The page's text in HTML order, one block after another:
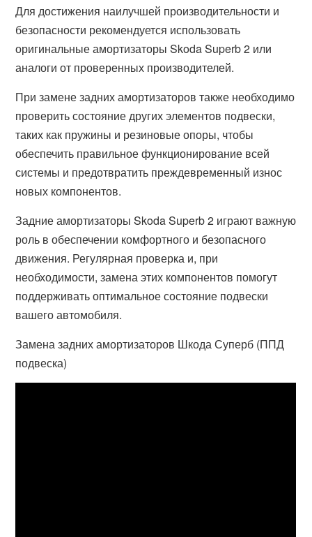
Для достижения наилучшей производительности и
безопасности рекомендуется использовать
оригинальные амортизаторы Skoda Superb 2 или
аналоги от проверенных производителей.
При замене задних амортизаторов также необходимо
проверить состояние других элементов подвески,
таких как пружины и резиновые опоры, чтобы
обеспечить правильное функционирование всей
системы и предотвратить преждевременный износ
новых компонентов.
Задние амортизаторы Skoda Superb 2 играют важную
роль в обеспечении комфортного и безопасного
движения. Регулярная проверка и, при
необходимости, замена этих компонентов помогут
поддерживать оптимальное состояние подвески
вашего автомобиля.
Замена задних амортизаторов Шкода Суперб (ППД
подвеска)